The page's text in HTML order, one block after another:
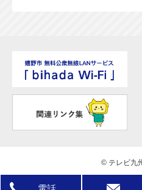
©テレビ九